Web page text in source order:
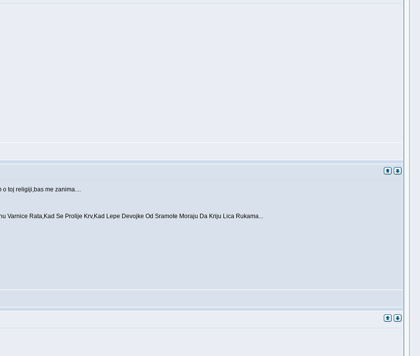
toj religiji,bas me zanima....
Varnice Rata,Kad Se Prolije Krv,Kad Lepe Devojke Od Sramote Moraju Da Kriju Lica Rukama...